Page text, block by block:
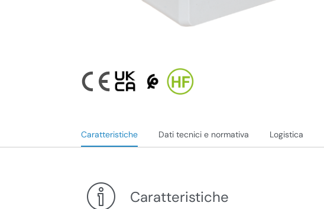
Caratteristiche Dati tecnici e normativa Logistica
Caratteristiche